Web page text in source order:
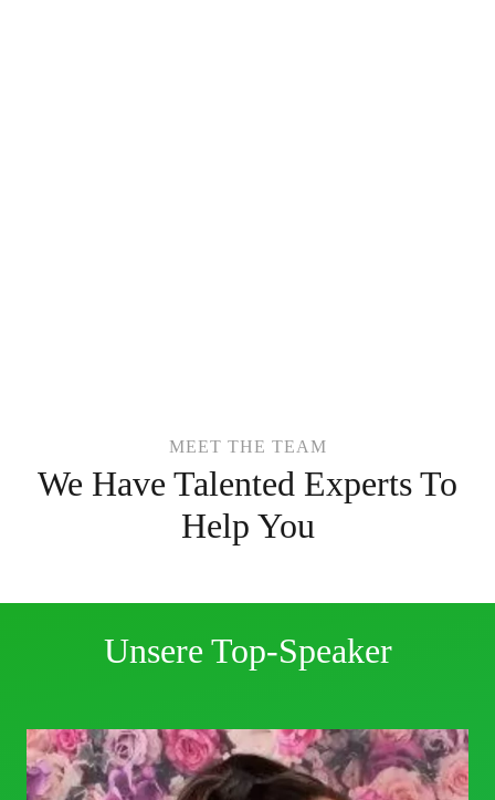
MEET THE TEAM
We Have Talented Experts To
Help You
Unsere Top-Speaker
Barbara Hofsäß
MEET GERMANY EXPERT